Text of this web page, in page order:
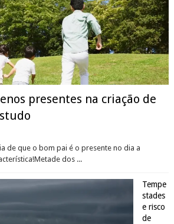
presentes na criação de
de que o bom pai é o presente no dia a
dos ...
Tempe
stades
e risco
de